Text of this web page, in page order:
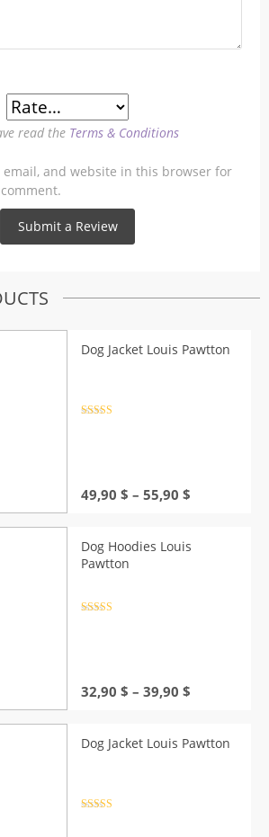
read the Terms & Conditions
email, and website in this browser for
Dog Jacket Louis Pawtton
49,90 $ – 55,90 $
through
Dog Hoodies Louis
Pawtton
32,90 $ – 39,90 $
through
Dog Jacket Louis Pawtton